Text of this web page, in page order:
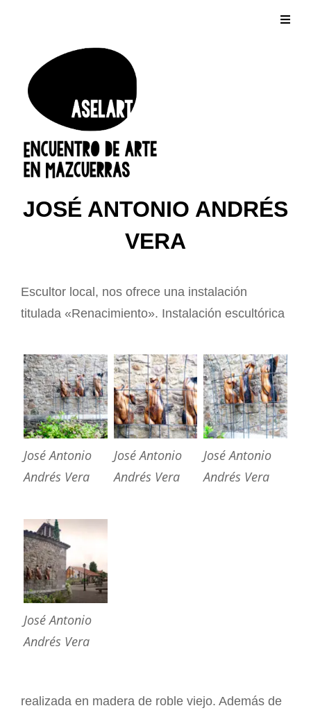
JOSÉ ANTONIO ANDRÉS
VERA
Escultor local, nos ofrece una instalación
titulada «Renacimiento». Instalación escultórica
José Antonio
Andrés Vera
José Antonio
Andrés Vera
José Antonio
Andrés Vera
José Antonio
Andrés Vera
realizada en madera de roble viejo. Además de